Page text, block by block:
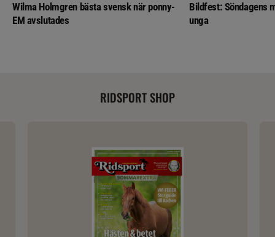
Wilma Holmgren bästa svensk när ponny-
EM avslutades
Bildfest: Söndagens
unga
RIDSPORT SHOP